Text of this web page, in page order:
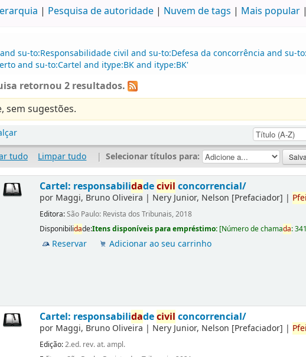
Pesquisa de autoridade Nuvem de tags Mais popular
su-to:Responsabilidade civil and su-to:Defesa da concorrência and su-
and su-to:Cartel and itype:BK and itype:BK'
retornou 2 resultados.
sem sugestões.
tudo
Limpar tudo | Selecionar títulos para:
Cartel: responsabilidadecivil concorrencial/
por Maggi, Bruno Oliveira | Nery Junior, Nelson [Prefaciador] |
Editora:São Paulo: Revista dos Tribunais, 2018
Disponibilidade:Itens disponíveis para empréstimo: [Número de chamada:
Reservar Adicionar ao seu carrinho
Cartel: responsabilidadecivil concorrencial/
por Maggi, Bruno Oliveira | Nery Junior, Nelson [Prefaciador] |
Edição:2.ed. rev. at. ampl.